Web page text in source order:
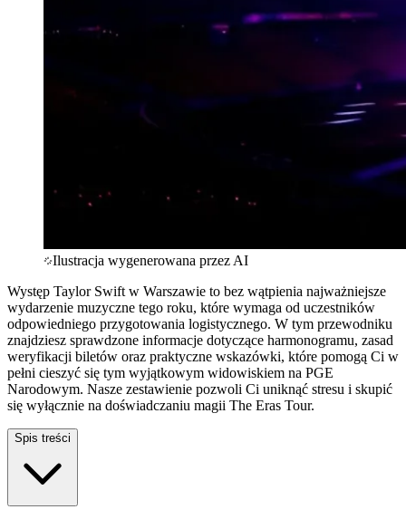
Ilustracja wygenerowana przez AI
Występ Taylor Swift w Warszawie to bez wątpienia najważniejsze
wydarzenie muzyczne tego roku, które wymaga od uczestników
odpowiedniego przygotowania logistycznego. W tym przewodniku
znajdziesz sprawdzone informacje dotyczące harmonogramu, zasad
weryfikacji biletów oraz praktyczne wskazówki, które pomogą Ci w
pełni cieszyć się tym wyjątkowym widowiskiem na PGE
Narodowym. Nasze zestawienie pozwoli Ci uniknąć stresu i skupić
się wyłącznie na doświadczaniu magii The Eras Tour.
Spis treści